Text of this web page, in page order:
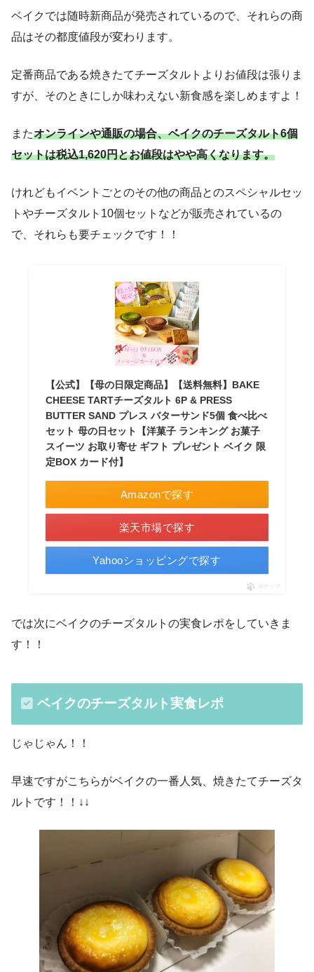
ベイクでは随時新商品が発売されているので、それらの商
品はその都度値段が変わります。
定番商品である焼きたてチーズタルトよりお値段は張りま
すが、そのときにしか味わえない新食感を楽しめますよ！
またオンラインや通販の場合、ベイクのチーズタルト6個
セットは税込1,620円とお値段はやや高くなります。
けれどもイベントごとのその他の商品とのスペシャルセッ
トやチーズタルト10個セットなどが販売されているの
で、それらも要チェックです！！
【公式】【母の日限定商品】【送料無料】BAKE
CHEESE TARTチーズタルト 6P & PRESS
BUTTER SAND プレス バターサンド5個 食べ比べ
セット 母の日セット【洋菓子 ランキング お菓子
スイーツ お取り寄せ ギフト プレゼント ベイク 限
定BOX カード付】
Amazonで探す
楽天市場で探す
Yahooショッピングで探す
ポチップ
では次にベイクのチーズタルトの実食レポをしていきま
す！！
ベイクのチーズタルト実食レポ
じゃじゃん！！
早速ですがこちらがベイクの一番人気、焼きたてチーズタ
ルトです！！↓↓